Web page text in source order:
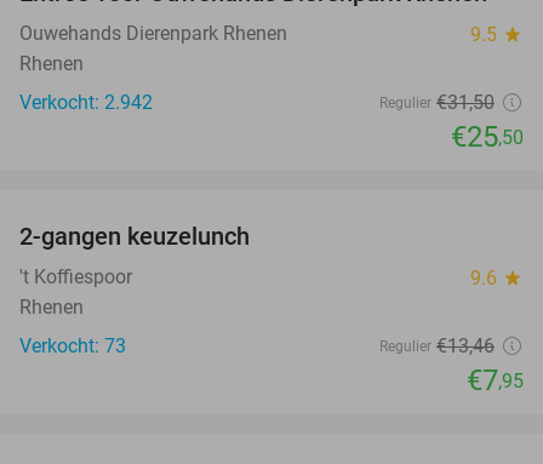
Ouwehands Dierenpark Rhenen 9.5 star
Rhenen
Verkocht: 2.942
Regulier €31,50
€25,50
NEW
TODAY
2-gangen keuzelunch
't Koffiespoor 9.6 star
Rhenen
Verkocht: 73
Regulier €13,46
€7,95